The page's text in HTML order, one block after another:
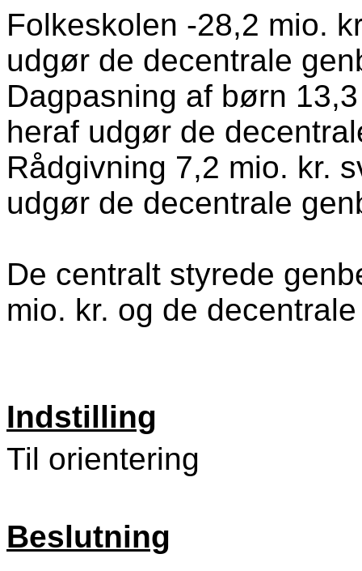
Folkeskolen -28,2 mio.
udgør de decentrale
Dagpasning af børn
heraf udgør de
Rådgivning 7,2 mio. kr.
udgør de decentrale
De centralt styrede
mio. kr. og de
Indstilling
Til orientering
Beslutning